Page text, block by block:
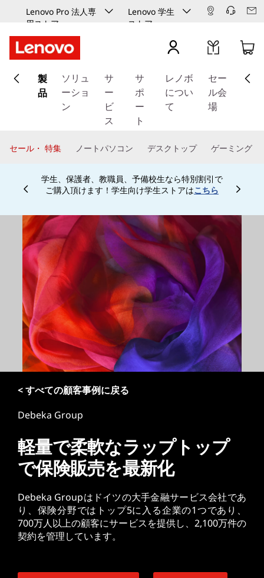
Lenovo Pro 法人専
用ストア
Lenovo 学生
ストア
イ
ン
ッ
製
品
ソリュ
ーショ
ン
サ
ー
ビ
ス
サ
ポ
ー
ト
レノボ
につい
て
セー
ル会
場
セール・ 特集 ノートパソコン デスクトップ ゲーミング
学生、保護者、教職員、予備校生なら特別割引で
ご購入頂けます！学生向け学生ストアはこちら
Currently displaying item 4 of
< すべての顧客事例に戻る
Debeka Group
軽量で柔軟なラップトップ
で保険販売を最新化
Debeka Groupはドイツの大手金融サービス会社であ
り、保険分野ではトップ5に入る企業の1つであり、
700万人以上の顧客にサービスを提供し、2,100万件の
契約を管理しています。